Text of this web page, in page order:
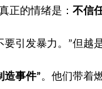
正的情绪是： 不信
引发暴力。 ”但越
造事件”。他们带着